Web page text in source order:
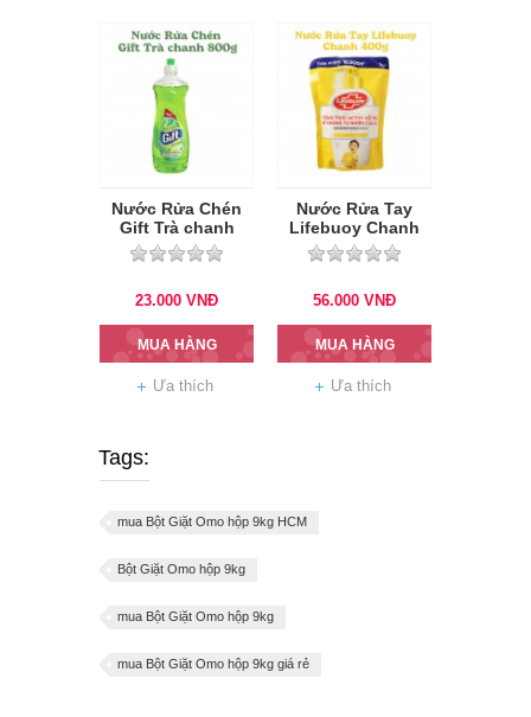
Nước Rửa Chén
Gift Trà chanh
800gr
23.000 VNĐ
MUA HÀNG
Ưa thích
Nước Rửa Tay
Lifebuoy Chanh
400g (Vàng)
56.000 VNĐ
MUA HÀNG
Ưa thích
Tags:
mua Bột Giặt Omo hộp 9kg HCM
Bột Giặt Omo hộp 9kg
mua Bột Giặt Omo hộp 9kg
mua Bột Giặt Omo hộp 9kg giá rẻ